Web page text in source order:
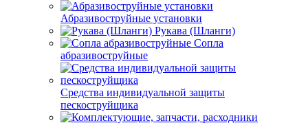
Абразивоструйные установки
Рукава (Шланги)
Сопла
абразивоструйные
Средства индивидуальной защиты
пескоструйщика